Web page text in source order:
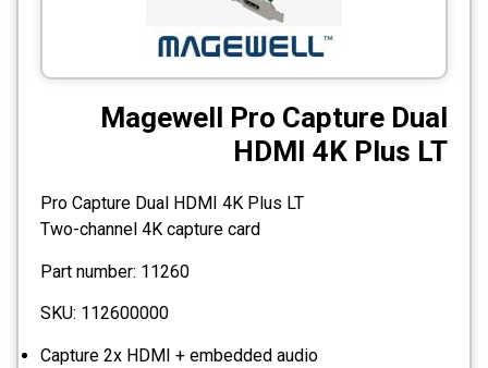
Photo Printers
Magewell Pro Capture Dual
HDMI 4K Plus LT
Pro Capture Dual HDMI 4K Plus LT
Two-channel 4K capture card
Part number: 11260
SKU: 112600000
Capture 2x HDMI + embedded audio